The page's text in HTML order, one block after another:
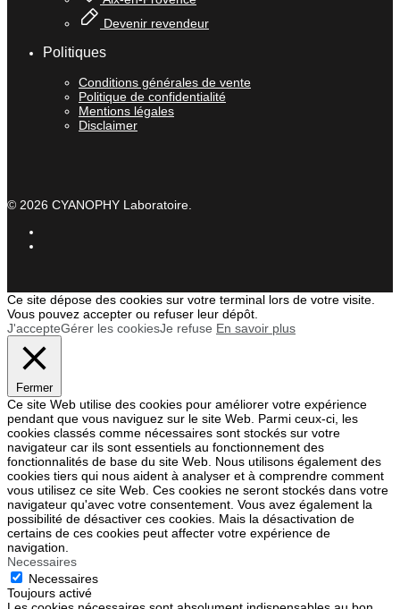
Devenir revendeur
Politiques
Conditions générales de vente
Politique de confidentialité
Mentions légales
Disclaimer
© 2026 CYANOPHY Laboratoire.
Ce site dépose des cookies sur votre terminal lors de votre visite.
Vous pouvez accepter ou refuser leur dépôt.
J'accepteGérer les cookiesJe refuse En savoir plus
Fermer
Ce site Web utilise des cookies pour améliorer votre expérience
pendant que vous naviguez sur le site Web. Parmi ceux-ci, les
cookies classés comme nécessaires sont stockés sur votre
navigateur car ils sont essentiels au fonctionnement des
fonctionnalités de base du site Web. Nous utilisons également des
cookies tiers qui nous aident à analyser et à comprendre comment
vous utilisez ce site Web. Ces cookies ne seront stockés dans votre
navigateur qu'avec votre consentement. Vous avez également la
possibilité de désactiver ces cookies. Mais la désactivation de
certains de ces cookies peut affecter votre expérience de
navigation.
Necessaires
Necessaires
Toujours activé